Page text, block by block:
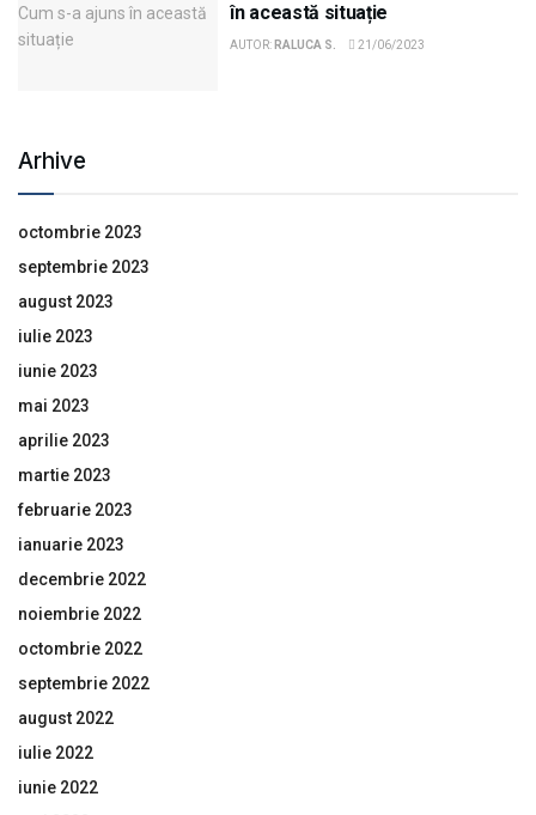
în această situație
AUTOR: RALUCA S. 21/06/2023
Arhive
octombrie 2023
septembrie 2023
august 2023
iulie 2023
iunie 2023
mai 2023
aprilie 2023
martie 2023
februarie 2023
ianuarie 2023
decembrie 2022
noiembrie 2022
octombrie 2022
septembrie 2022
august 2022
iulie 2022
iunie 2022